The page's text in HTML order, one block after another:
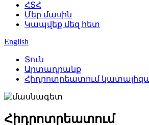
ՀՏՀ
Մեր մասին
Կապվեք մեզ հետ
English
Տուն
Արտադրանք
Հիդրոտրեատում
Հիդրոտրեատում